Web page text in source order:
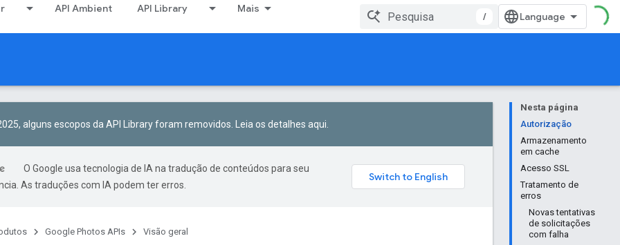
API Ambient API Library Mais
/
Nesta página
Autorização
Armazenamento
em cache
Acesso SSL
Tratamento de
erros
Novas tentativas
de solicitações
com falha
alguns escopos da API Library foram removidos. Leia os detalhes aqui
O Google usa tecnologia de IA na tradução de conteúdos para seu
As traduções com IA podem ter erros.
Google Photos APIs Visão geral